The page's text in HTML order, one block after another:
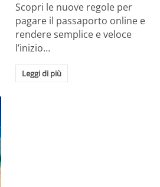
Scopri le nuove regole per
pagare il passaporto online e
rendere semplice e veloce
l’inizio…
Leggi di più